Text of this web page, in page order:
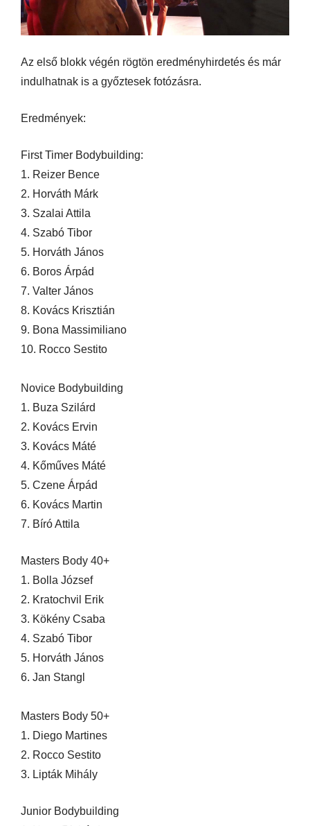
Az első blokk végén rögtön eredményhirdetés és már
indulhatnak is a győztesek fotózásra.
Eredmények:
First Timer Bodybuilding:
1. Reizer Bence
2. Horváth Márk
3. Szalai Attila
4. Szabó Tibor
5. Horváth János
6. Boros Árpád
7. Valter János
8. Kovács Krisztián
9. Bona Massimiliano
10. Rocco Sestito
Novice Bodybuilding
1. Buza Szilárd
2. Kovács Ervin
3. Kovács Máté
4. Kőműves Máté
5. Czene Árpád
6. Kovács Martin
7. Bíró Attila
Masters Body 40+
1. Bolla József
2. Kratochvil Erik
3. Kökény Csaba
4. Szabó Tibor
5. Horváth János
6. Jan Stangl
Masters Body 50+
1. Diego Martines
2. Rocco Sestito
3. Lipták Mihály
Junior Bodybuilding